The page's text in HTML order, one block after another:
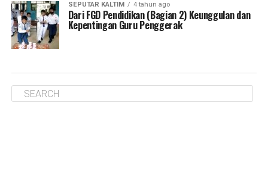
SEPUTAR KALTIM 4 tahun ago
Dari FGD Pendidikan (Bagian 2) Keunggulan dan
Kepentingan Guru Penggerak